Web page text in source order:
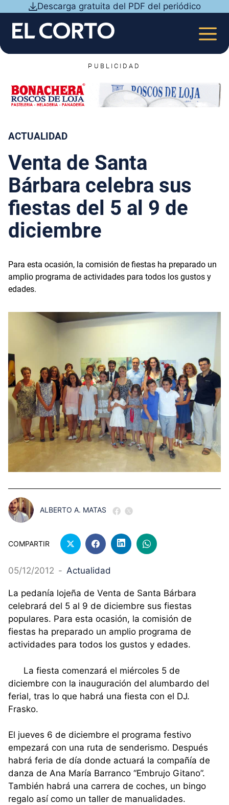
contenido
Descarga gratuita del PDF del periódico
PUBLICIDAD
ACTUALIDAD
Venta de Santa
Bárbara celebra sus
fiestas del 5 al 9 de
diciembre
Para esta ocasión, la comisión de fiestas ha preparado un
amplio programa de actividades para todos los gustos y
edades.
ALBERTO A. MATAS
COMPARTIR
05/12/2012 - Actualidad
La pedanía lojeña de Venta de Santa Bárbara
celebrará del 5 al 9 de diciembre sus fiestas
populares. Para esta ocasión, la comisión de
fiestas ha preparado un amplio programa de
actividades para todos los gustos y edades.
La fiesta comenzará el miércoles 5 de
diciembre con la inauguración del alumbardo del
ferial, tras lo que habrá una fiesta con el DJ.
Frasko.
El jueves 6 de diciembre el programa festivo
empezará con una ruta de senderismo. Después
habrá feria de día donde actuará la compañía de
danza de Ana María Barranco “Embrujo Gitano”.
También habrá una carrera de coches, un bingo
regalo así como un taller de manualidades.